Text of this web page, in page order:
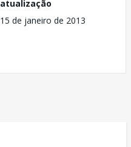
atualização
15 de janeiro de 2013